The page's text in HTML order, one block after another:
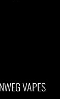
VAPES